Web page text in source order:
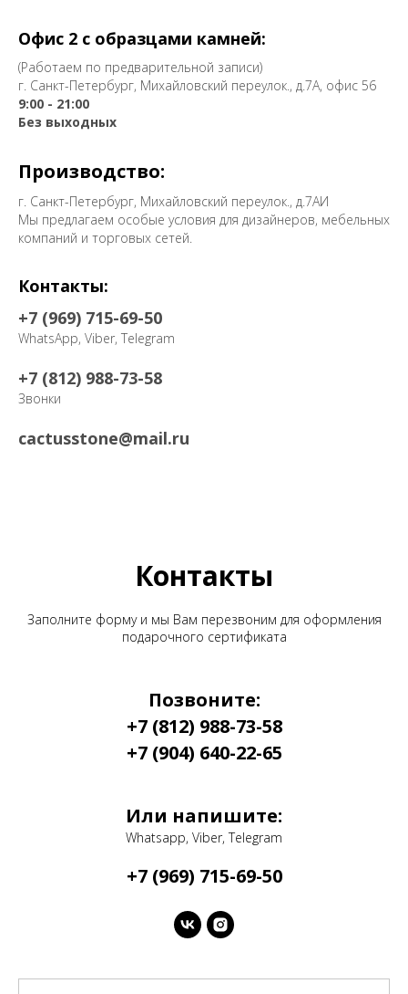
Офис 2 с образцами камней:
(Работаем по предварительной записи)
г. Санкт-Петербург, Михайловский переулок., д.7А, офис 56
9:00 - 21:00
Без выходных
Производство:
г. Санкт-Петербург, Михайловский переулок., д.7АИ
Мы предлагаем особые условия для дизайнеров, мебельных
компаний и торговых сетей.
Контакты:
+7 (969) 715-69-50
WhatsApp, Viber, Telegram
+7 (812) 988-73-58
Звонки
cactusstone@mail.ru
Контакты
Заполните форму и мы Вам перезвоним для оформления
подарочного сертификата
Позвоните:
+7 (812) 988-73-58
+7 (904) 640-22-65
Или напишите:
Whatsapp, Viber, Telegram
+7 (969) 715-69-50